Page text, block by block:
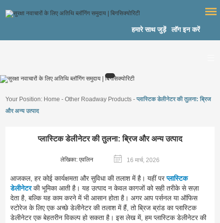
हमारे साथ जुड़ें लॉग इन करें
Your Position: Home -Other Roadway Products -प्लास्टिक डेलीनेटर की तुलना: ब्रिज
और अन्य उत्पाद
प्लास्टिक डेलीनेटर की तुलना: ब्रिज और अन्य उत्पाद
लेखिका: एवलिन 16 मार्च, 2026
आजकल, हर कोई कार्यक्षमता और सुविधा की तलाश में है। यहीं परप्लास्टिक
डेलीनेटरकी भूमिका आती है। यह उत्पाद न केवल कागजों को सही तरीके से सज़ा
देता है, बल्कि यह काम करने में भी आसान होता है। अगर आप पर्सनल या ऑफिस
स्टोरेज के लिए एक अच्छे डेलीनेटर की तलाश में हैं, तो ब्रिज ब्रांड का प्लास्टिक
डेलीनेटर एक बेहतरीन विकल्प हो सकता है। इस लेख में, हम प्लास्टिक डेलीनेटर की